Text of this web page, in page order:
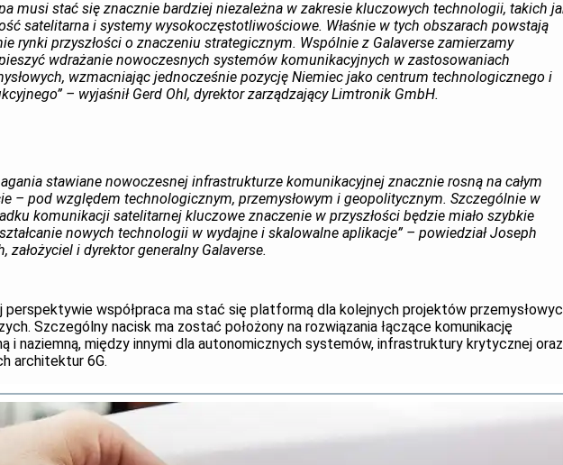
musi stać się znacznie bardziej niezależna w zakresie kluczowych technologii, takich
satelitarna i systemy wysokoczęstotliwościowe. Właśnie w tych obszarach powstają
rynki przyszłości o znaczeniu strategicznym. Wspólnie z Galaverse zamierzamy
wdrażanie nowoczesnych systemów komunikacyjnych w zastosowaniach
wzmacniając jednocześnie pozycję Niemiec jako centrum technologicznego i
– wyjaśnił Gerd Ohl, dyrektor zarządzający Limtronik GmbH.
stawiane nowoczesnej infrastrukturze komunikacyjnej znacznie rosną na całym
– pod względem technologicznym, przemysłowym i geopolitycznym. Szczególnie w
komunikacji satelitarnej kluczowe znaczenie w przyszłości będzie miało szybkie
nowych technologii w wydajne i skalowalne aplikacje” – powiedział Joseph
założyciel i dyrektor generalny Galaverse.
perspektywie współpraca ma stać się platformą dla kolejnych projektów
Szczególny nacisk ma zostać położony na rozwiązania łączące komunikację
i naziemną, między innymi dla autonomicznych systemów, infrastruktury krytycznej oraz
architektur 6G.